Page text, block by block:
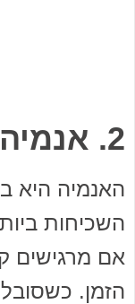
2. אנמיה
האנמיה היא
השכיחות
אם מרגישים
הזמן.